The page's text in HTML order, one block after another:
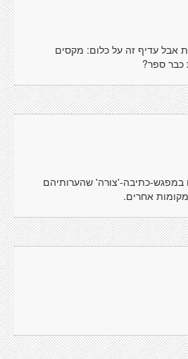
אבל עדיף זה על כלום: מקסים
ספר?
במפגש-כתיבה-'צורה' שהערותיהם
אחרים.